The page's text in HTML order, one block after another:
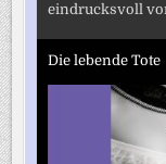
eindrucksvoll
Die lebende Tote